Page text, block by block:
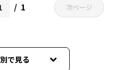
1 次ページ
で見る